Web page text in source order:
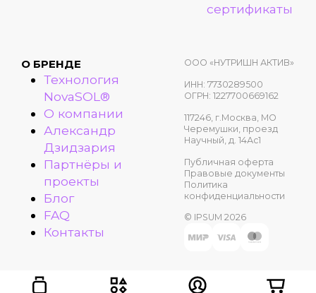
сертификаты
О БРЕНДЕ
Технология
NovaSOL®
О компании
Александр
Дзидзария
Партнёры и
проекты
Блог
FAQ
Контакты
ООО «НУТРИШН АКТИВ»
ИНН: 7730289500
ОГРН: 1227700669162
117246, г.Москва, МО
Черемушки, проезд
Научный, д. 14Ас1
Публичная оферта
Правовые документы
Политика
конфиденциальности
© IPSUM 2026